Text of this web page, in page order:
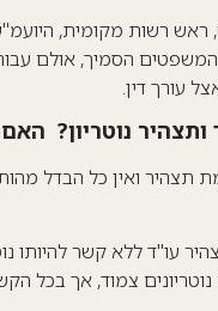
ראש רשות מקומית,
הסמיך, אולם
עורך דין.
נוטריון? האם
תצהיר ואין כל הבדל
עו"ד ללא קשר להיותו
צמוד, אך בכל